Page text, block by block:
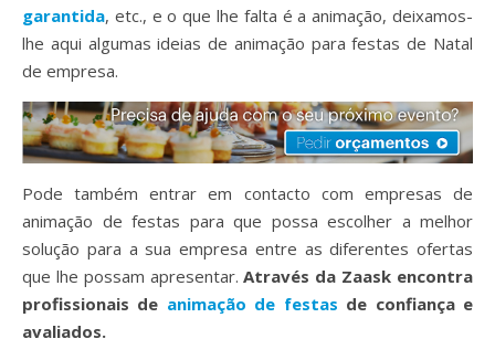
garantida, etc., e o que lhe falta é a animação, deixamos-
lhe aqui algumas ideias de animação para festas de Natal
de empresa.
Pode também entrar em contacto com empresas de
animação de festas para que possa escolher a melhor
solução para a sua empresa entre as diferentes ofertas
que lhe possam apresentar.Através da Zaask encontra
profissionais de animação de festas de confiança e
avaliados.